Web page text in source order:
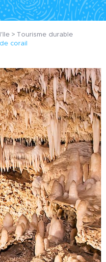
Tourisme durable
corail